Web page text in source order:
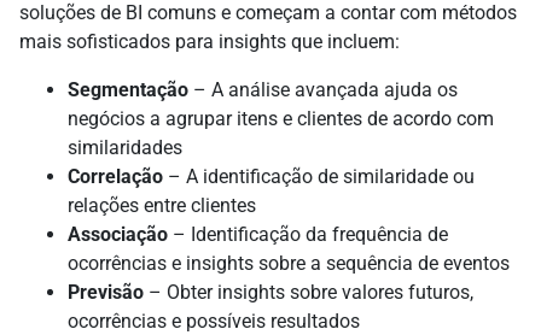
soluções de BI comuns e começam a contar com métodos
mais sofisticados para insights que incluem:
Segmentação – A análise avançada ajuda os
negócios a agrupar itens e clientes de acordo com
similaridades
Correlação – A identificação de similaridade ou
relações entre clientes
Associação – Identificação da frequência de
ocorrências e insights sobre a sequência de eventos
Previsão – Obter insights sobre valores futuros,
ocorrências e possíveis resultados